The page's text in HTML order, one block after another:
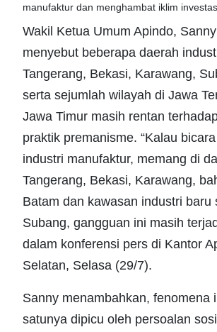
manufaktur dan menghambat iklim
Wakil Ketua Umum Apindo,
menyebut beberapa daerah
Tangerang, Bekasi, Karawang,
serta sejumlah wilayah di Jawa
Jawa Timur masih rentan
praktik premanisme. “Kalau
industri manufaktur, memang di
Tangerang, Bekasi, Karawang,
Batam dan kawasan industri baru
Subang, gangguan ini masih
dalam konferensi pers di Kantor
Selatan, Selasa (29/7).
Sanny menambahkan, fenomena
satunya dipicu oleh persoalan